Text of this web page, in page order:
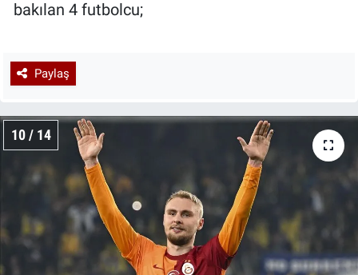
bakılan 4 futbolcu;
Paylaş
10 / 14